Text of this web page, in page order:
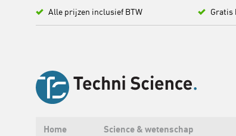
Alle prijzen inclusief BTW Gratis
Home Science & wetenschap